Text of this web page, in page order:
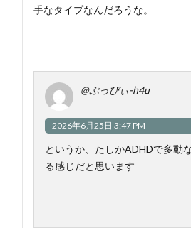
手なタイプなんだろうな。
@ぷっぴぃ-h4u
2026年6月25日 3:47 PM
というか、たしかADHDで多動
る感じだと思います